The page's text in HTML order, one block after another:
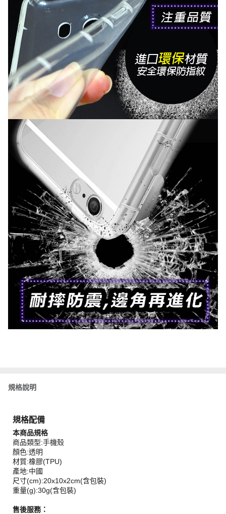
規格說明
規格配備
本商品規格
商品類型:手機殼
顏色:透明
材質:橡膠(TPU)
產地:中國
尺寸(cm):20x10x2cm(含包裝)
重量(g):30g(含包裝)
售後服務：